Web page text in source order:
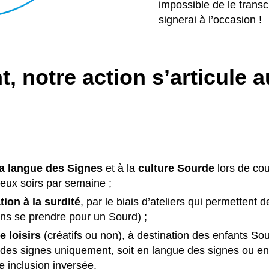
impossible de le
signerai à l’occasion !
notre action s’articule
langue des Signes et à la culture Sourdelors de
soirs par semaine ;
à la surdité, par le biais d’ateliers qui permettent
se prendre pour un Sourd) ;
loisirs(créatifs ou non), à destination des enfants
signes uniquement, soit en langue des signes ou
inclusion inversée.